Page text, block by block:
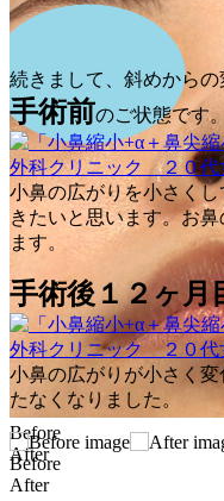
Before
After
続きまして、斜めからの
手術前のご状態です。
小鼻の広がりを小さく
きたいと思います。お
ます。
手術後１２ヶ月
小鼻の広がりが小さく
たなくなりました。
Before
After